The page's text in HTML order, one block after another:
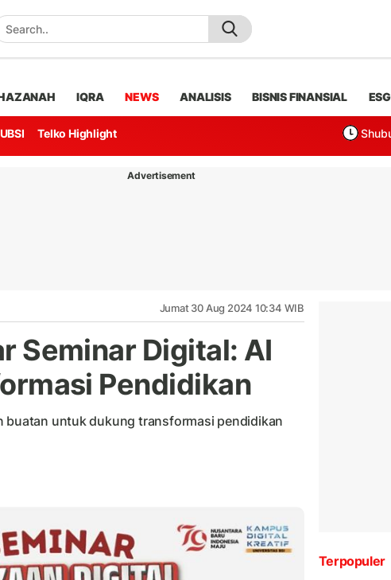
IQRA NEWS ANALISIS BISNIS FINANSIAL
UBSI Telko Highlight
Advertisement
Jumat 30 Aug 2024 10:34 WIB
Seminar Digital: AI
Pendidikan
buatan untuk dukung transformasi pendidikan
Terpopuler